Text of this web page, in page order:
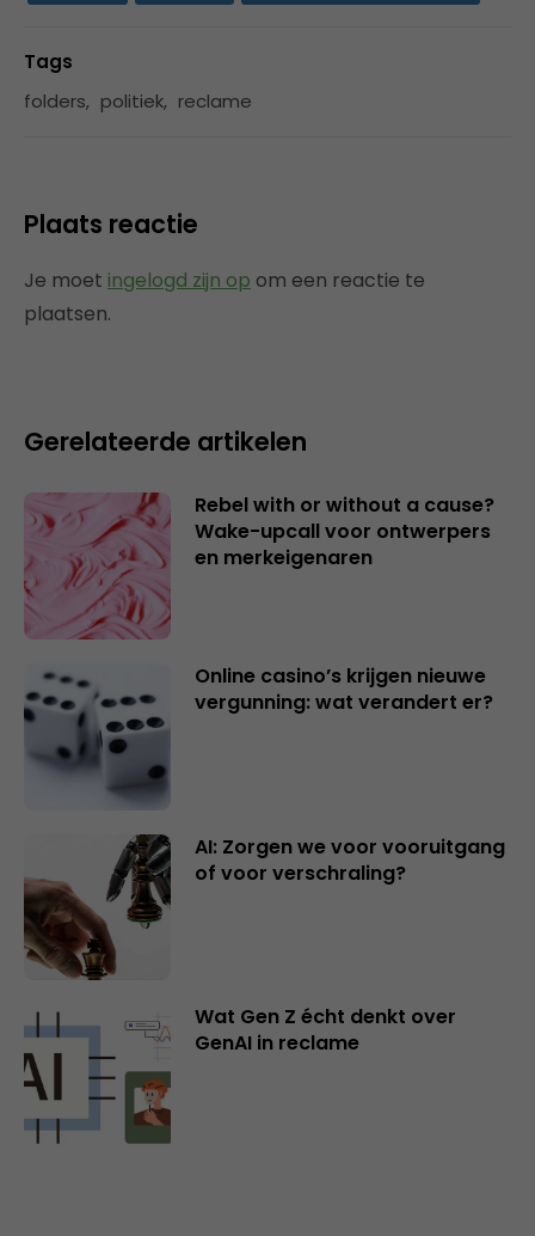
Tags
folders, politiek, reclame
Plaats reactie
Je moet ingelogd zijn op om een reactie te
plaatsen.
Gerelateerde artikelen
Rebel with or without a cause?
Wake-upcall voor ontwerpers
en merkeigenaren
Online casino’s krijgen nieuwe
vergunning: wat verandert er?
AI: Zorgen we voor vooruitgang
of voor verschraling?
Wat Gen Z écht denkt over
GenAI in reclame